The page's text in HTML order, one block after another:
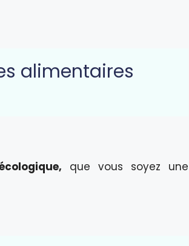
alimentaires
que vous soyez une